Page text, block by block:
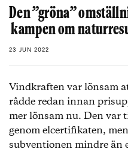
Den ”gröna”
kampen om
23 JUN 2022
Vindkraften var lönsam
rådde redan innan
mer lönsam nu. Den var
genom elcertifikaten,
subventionen mindre än